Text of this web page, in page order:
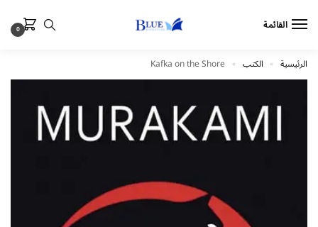
القائمة 0
الرئيسية » الكتب »
Kafka on the Shore